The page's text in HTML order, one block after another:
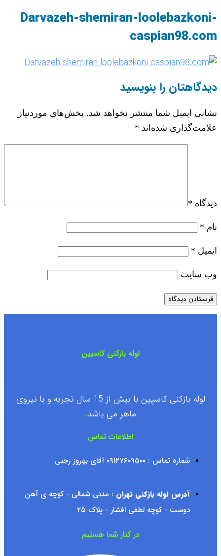
Darvazeh-shemiran-loolebazkoni-
caspian98.com
دیدگاهتان را بنویسید
نشانی ایمیل شما منتشر نخواهد شد. بخش‌های موردنیاز
علامت‌گذاری شده‌اند *
دیدگاه *
نام *
ایمیل *
وب‌ سایت
لوله بازکنی کاسپین
لوله بازکنی کاسپین با بیش از 15 سال تجربه و با نیروی
ماهر می باشد.
اطلاعات تماس
شماره تماس : ۰۹۱۲۷۶۰۹۵۰۰ آقای بهروز رجبی
آدرس لوله بازکنی تهران : مدنی شمالی - کوچه ی آهن
دوست - کوچه لطفی افشار - پلاک ۲۵
در کنار شما هستیم